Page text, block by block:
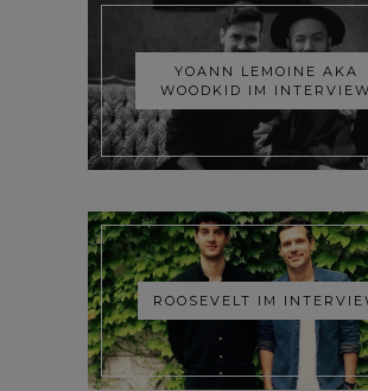
YOANN LEMOINE AKA
WOODKID IM INTERVIEW
ROOSEVELT IM